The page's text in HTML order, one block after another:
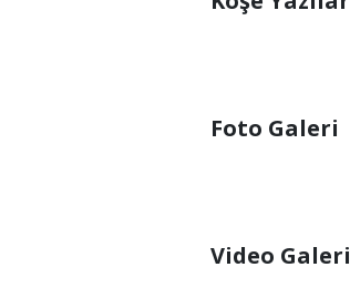
Foto Galeri
Video Galeri